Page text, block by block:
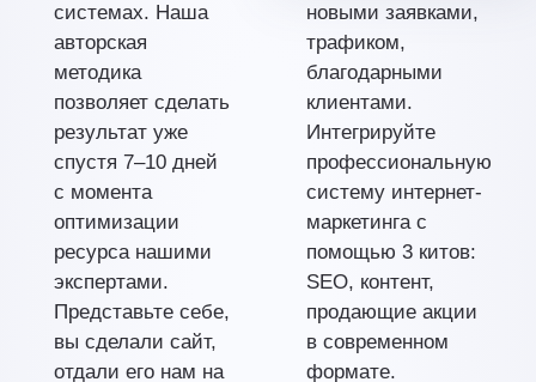
системах. Наша
авторская
методика
позволяет сделать
результат уже
спустя 7–10 дней
с момента
оптимизации
ресурса нашими
экспертами.
Представьте себе,
вы сделали сайт,
отдали его нам на
новыми заявками,
трафиком,
благодарными
клиентами.
Интегрируйте
профессиональную
систему интернет-
маркетинга с
помощью 3 китов:
SEO, контент,
продающие акции
в современном
формате.